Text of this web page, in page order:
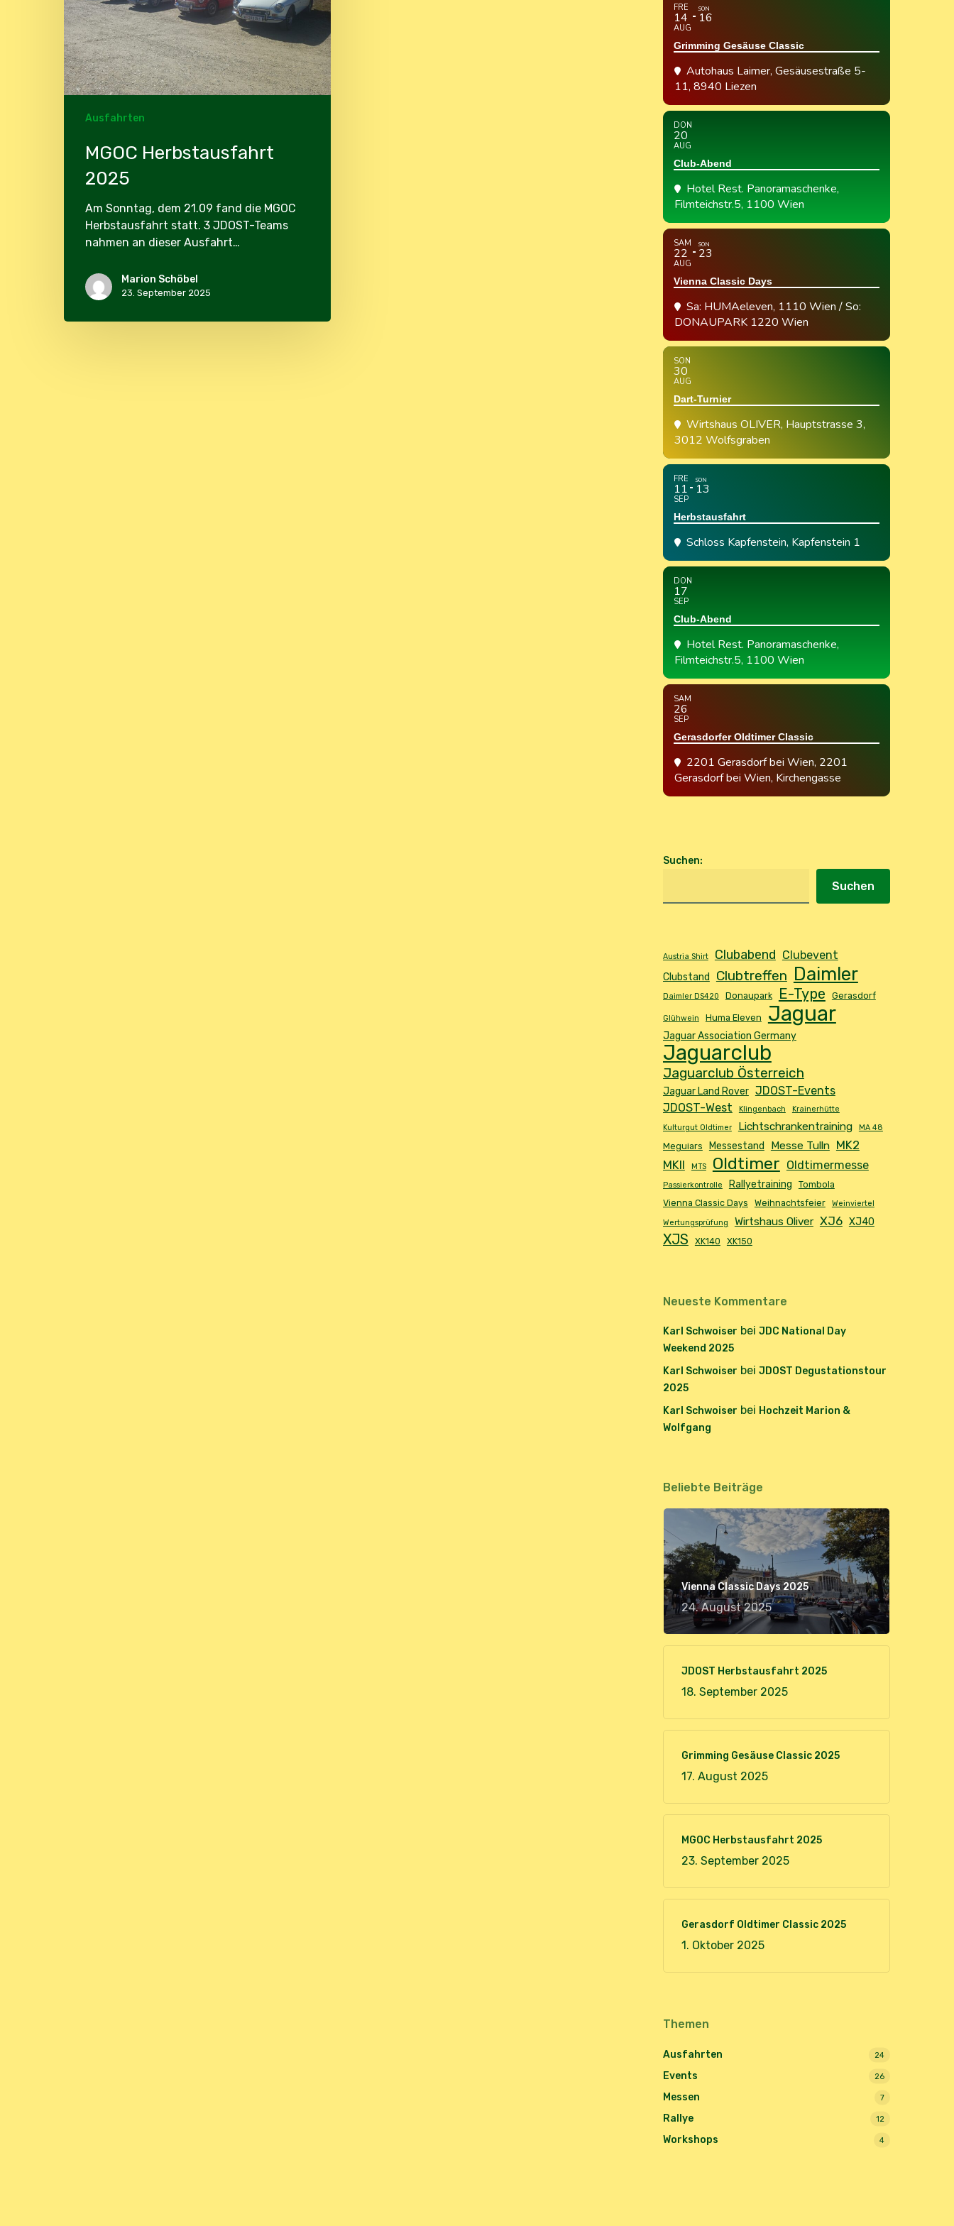
Ausfahrten
MGOC Herbstausfahrt
2025
Am Sonntag, dem 21.09 fand die MGOC
Herbstausfahrt statt. 3 JDOST-Teams
nahmen an dieser Ausfahrt…
Marion Schöbel
23. September 2025
FRE
14
AUG
SON
16
Grimming Gesäuse Classic
Autohaus Laimer, Gesäusestraße 5-
11, 8940 Liezen
DON
20
AUG
Club-Abend
Hotel Rest. Panoramaschenke,
Filmteichstr.5, 1100 Wien
SAM
22
AUG
SON
23
Vienna Classic Days
Sa: HUMAeleven, 1110 Wien / So:
DONAUPARK 1220 Wien
SON
30
AUG
Dart-Turnier
Wirtshaus OLIVER, Hauptstrasse 3,
3012 Wolfsgraben
FRE
11
SEP
SON
13
Herbstausfahrt
Schloss Kapfenstein, Kapfenstein 1
DON
17
SEP
Club-Abend
Hotel Rest. Panoramaschenke,
Filmteichstr.5, 1100 Wien
SAM
26
SEP
Gerasdorfer Oldtimer Classic
2201 Gerasdorf bei Wien, 2201
Gerasdorf bei Wien, Kirchengasse
Suchen:
Suchen
Austria Shirt Clubabend Clubevent
Clubstand Clubtreffen Daimler
Daimler DS420 Donaupark E-Type Gerasdorf
Glühwein Huma Eleven Jaguar
Jaguar Association Germany
Jaguarclub
Jaguarclub Österreich
Jaguar Land Rover JDOST-Events
JDOST-West
Klingenbach
Krainerhütte
Kulturgut Oldtimer
Lichtschrankentraining MA 48
Meguiars Messestand Messe Tulln MK2
MKII
MTS Oldtimer Oldtimermesse
Passierkontrolle Rallyetraining
Tombola
Vienna Classic Days
Weihnachtsfeier Weinviertel
Wertungsprüfung Wirtshaus Oliver XJ6 XJ40
XJS XK140 XK150
Neueste Kommentare
Karl Schwoiser bei JDC National Day
Weekend 2025
Karl Schwoiser bei JDOST Degustationstour
2025
Karl Schwoiser bei Hochzeit Marion &
Wolfgang
Beliebte Beiträge
Vienna Classic Days 2025
24. August 2025
JDOST Herbstausfahrt 2025
18. September 2025
Grimming Gesäuse Classic 2025
17. August 2025
MGOC Herbstausfahrt 2025
23. September 2025
Gerasdorf Oldtimer Classic 2025
1. Oktober 2025
Themen
Ausfahrten 24
Events 26
Messen 7
Rallye 12
Workshops 4